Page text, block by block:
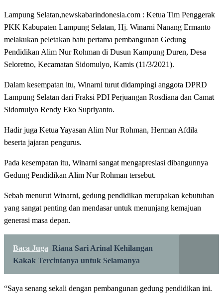
Lampung Selatan,newskabarindonesia.com : Ketua Tim Penggerak
PKK Kabupaten Lampung Selatan, Hj. Winarni Nanang Ermanto
melakukan peletakan batu pertama pembangunan Gedung
Pendidikan Alim Nur Rohman di Dusun Kampung Duren, Desa
Seloretno, Kecamatan Sidomulyo, Kamis (11/3/2021).
Dalam kesempatan itu, Winarni turut didampingi anggota DPRD
Lampung Selatan dari Fraksi PDI Perjuangan Rosdiana dan Camat
Sidomulyo Rendy Eko Supriyanto.
Hadir juga Ketua Yayasan Alim Nur Rohman, Herman Afdila
beserta jajaran pengurus.
Pada kesempatan itu, Winarni sangat mengapresiasi dibangunnya
Gedung Pendidikan Alim Nur Rohman tersebut.
Sebab menurut Winarni, gedung pendidikan merupakan kebutuhan
yang sangat penting dan mendasar untuk menunjang kemajuan
generasi masa depan.
Baca Juga Riana Sari Arinal Kehilangan
Kakak Tercintanya untuk Selamanya
“Saya senang sekali dengan pembangunan gedung pendidikan ini.